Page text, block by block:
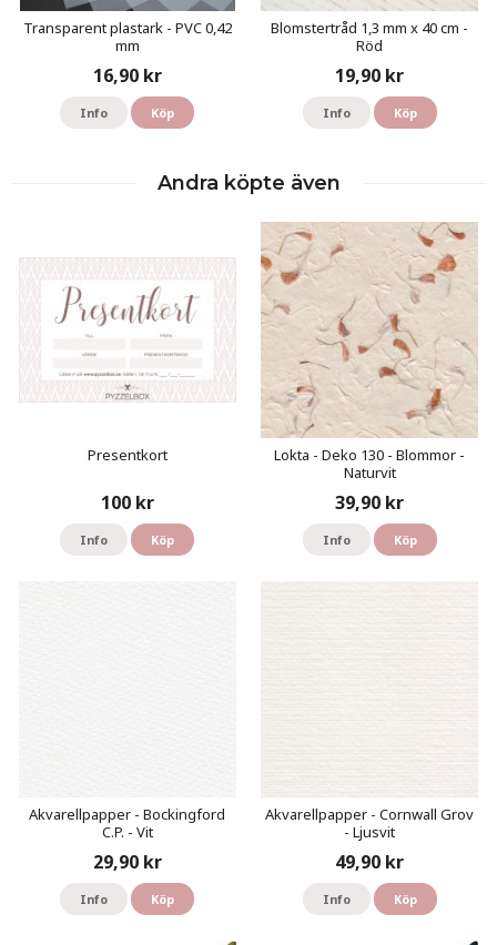
Transparent plastark - PVC 0,42
mm
16,90 kr
Info Köp
Blomstertråd 1,3 mm x 40 cm -
Röd
19,90 kr
Info Köp
Andra köpte även
Presentkort
100 kr
Info Köp
Lokta - Deko 130 - Blommor -
Naturvit
39,90 kr
Info Köp
Akvarellpapper - Bockingford
C.P. - Vit
29,90 kr
Info Köp
Akvarellpapper - Cornwall Grov
- Ljusvit
49,90 kr
Info Köp